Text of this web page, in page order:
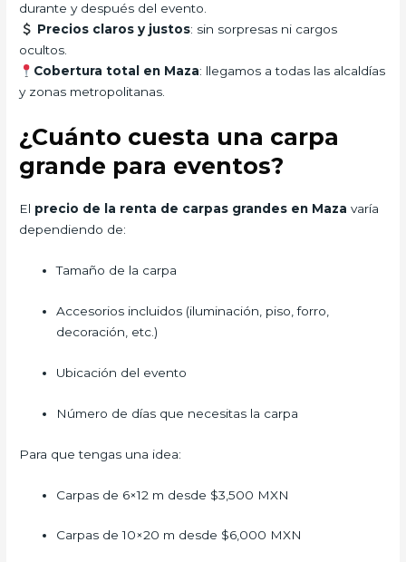
durante y después del evento.
Precios claros y justos: sin sorpresas ni cargos
ocultos.
Cobertura total en Maza: llegamos a todas las alcaldías
y zonas metropolitanas.
¿Cuánto cuesta una carpa
grande para eventos?
El precio de la renta de carpas grandes en Maza varía
dependiendo de:
Tamaño de la carpa
Accesorios incluidos (iluminación, piso, forro,
decoración, etc.)
Ubicación del evento
Número de días que necesitas la carpa
Para que tengas una idea:
Carpas de 6×12 m desde $3,500 MXN
Carpas de 10×20 m desde $6,000 MXN